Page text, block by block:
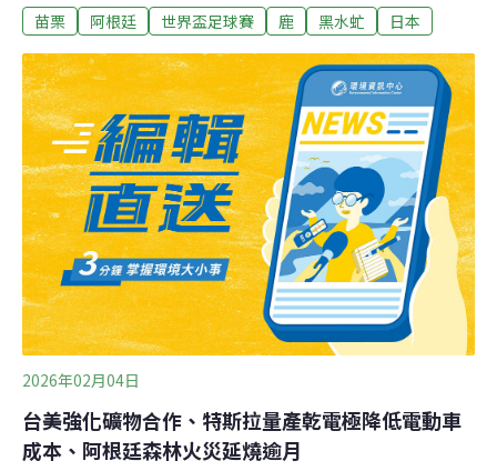
治揚塵，有失職之責。北港舊轉運站財產歸雲林縣政府，
法審查須具備公共設施管理疏失、非天然災害且相當因果
關係等法定要件，但當事人未有報案紀錄。此外，監
苗栗 阿根廷 世界盃足球賽 鹿 黑水虻 日本
2026年02月04日
台美強化礦物合作、特斯拉量產乾電極降低電動車
成本、阿根廷森林火災延燒逾月